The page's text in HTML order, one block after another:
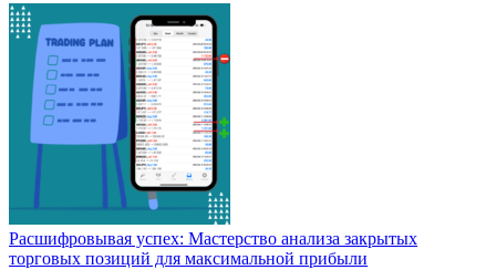
Расшифровывая успех: Мастерство анализа закрытых
торговых позиций для максимальной прибыли